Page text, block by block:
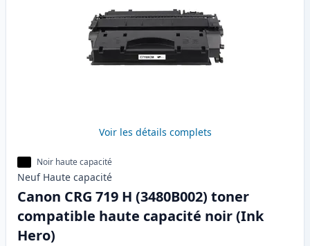
Voir les détails complets
Noir haute capacité
Neuf Haute capacité
Canon CRG 719 H (3480B002) toner
compatible haute capacité noir (Ink
Hero)